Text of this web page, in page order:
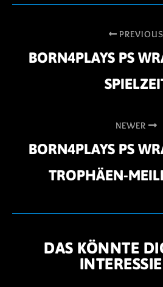
PREVIOUS
BORN4PLAYS PS
NEWER
BORN4PLAYS PS
TROPHÄEN-
DAS KÖNNTE